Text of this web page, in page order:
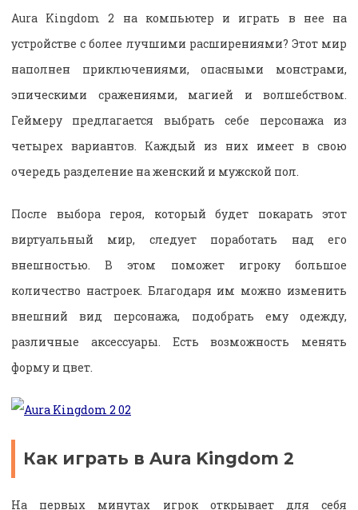
Aura Kingdom 2 на компьютер и играть в нее на
устройстве с более лучшими расширениями? Этот мир
наполнен приключениями, опасными монстрами,
эпическими сражениями, магией и волшебством.
Геймеру предлагается выбрать себе персонажа из
четырех вариантов. Каждый из них имеет в свою
очередь разделение на женский и мужской пол.
После выбора героя, который будет покарать этот
виртуальный мир, следует поработать над его
внешностью. В этом поможет игроку большое
количество настроек. Благодаря им можно изменить
внешний вид персонажа, подобрать ему одежду,
различные аксессуары. Есть возможность менять
форму и цвет.
Как играть в Aura Kingdom 2
На первых минутах игрок открывает для себя